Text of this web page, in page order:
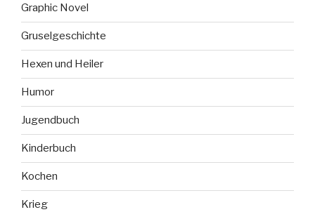
Graphic Novel
Gruselgeschichte
Hexen und Heiler
Humor
Jugendbuch
Kinderbuch
Kochen
Krieg